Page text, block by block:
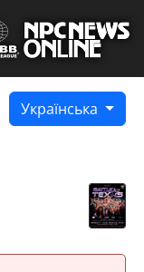
Українська